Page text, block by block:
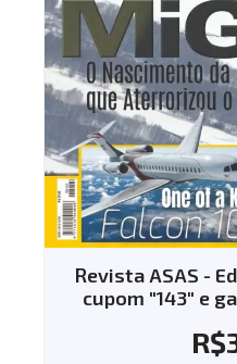
Revista ASAS -
cupom "143" e
R$